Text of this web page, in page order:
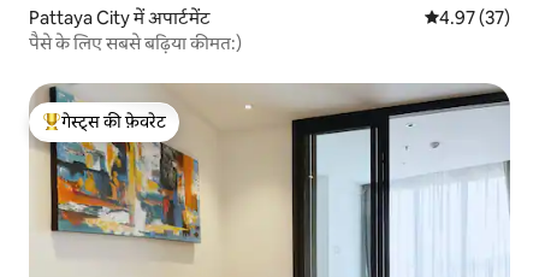
Pattaya City में अपार्टमेंट औसत रेटिंग 5 में
4.97 (37)
पैसे के लिए सबसे बढ़िया कीमत:)
गेस्ट्स का टॉप फ़ेवरेट
गेस्ट्स की फ़ेवरेट